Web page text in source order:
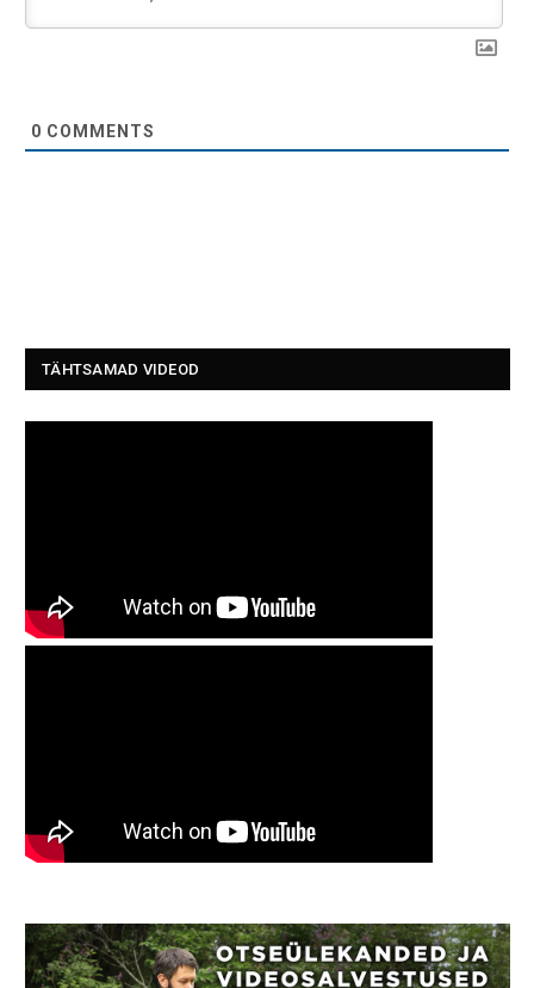
0 COMMENTS
TÄHTSAMAD VIDEOD